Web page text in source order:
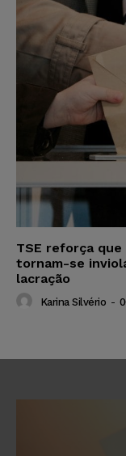
TSE reforça
tornam-se
lacração
Karina Silvério -